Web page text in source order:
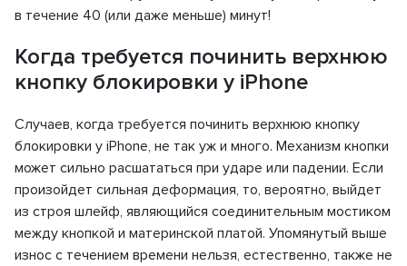
в течение 40 (или даже меньше) минут!
Когда требуется починить верхнюю
кнопку блокировки у iPhone
Случаев, когда требуется починить верхнюю кнопку
блокировки у iPhone, не так уж и много. Механизм кнопки
может сильно расшататься при ударе или падении. Если
произойдет сильная деформация, то, вероятно, выйдет
из строя шлейф, являющийся соединительным мостиком
между кнопкой и материнской платой. Упомянутый выше
износ с течением времени нельзя, естественно, также не